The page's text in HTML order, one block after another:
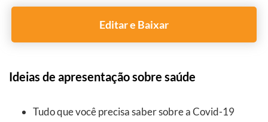
Editar e Baixar
Ideias de apresentação sobre saúde
Tudo que você precisa saber sobre a Covid-19